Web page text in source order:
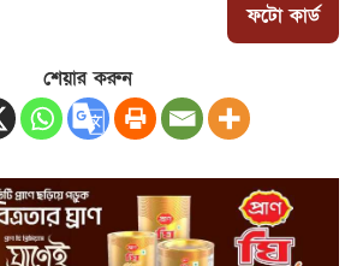
ফটো কার্ড
শেয়ার করুন